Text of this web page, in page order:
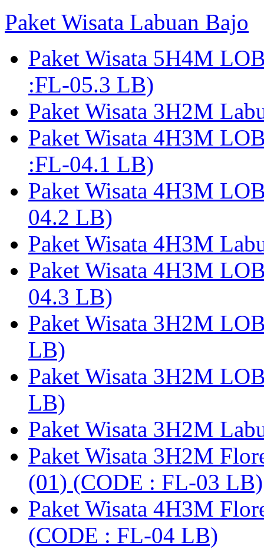
Paket Wisata Labuan Bajo
Paket Wisata 5H4M
:FL-05.3 LB)
Paket Wisata 3H2M
Paket Wisata 4H3M
:FL-04.1 LB)
Paket Wisata 4H3M
04.2 LB)
Paket Wisata 4H3M
Paket Wisata 4H3M
04.3 LB)
Paket Wisata 3H2M
LB)
Paket Wisata 3H2M
LB)
Paket Wisata 3H2M
Paket Wisata 3H2M
(01) (CODE : FL-03 LB)
Paket Wisata 4H3M
(CODE : FL-04 LB)